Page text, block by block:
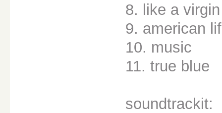
8. like a virgin
9. american
10. music
11. true blue
soundtrackit: